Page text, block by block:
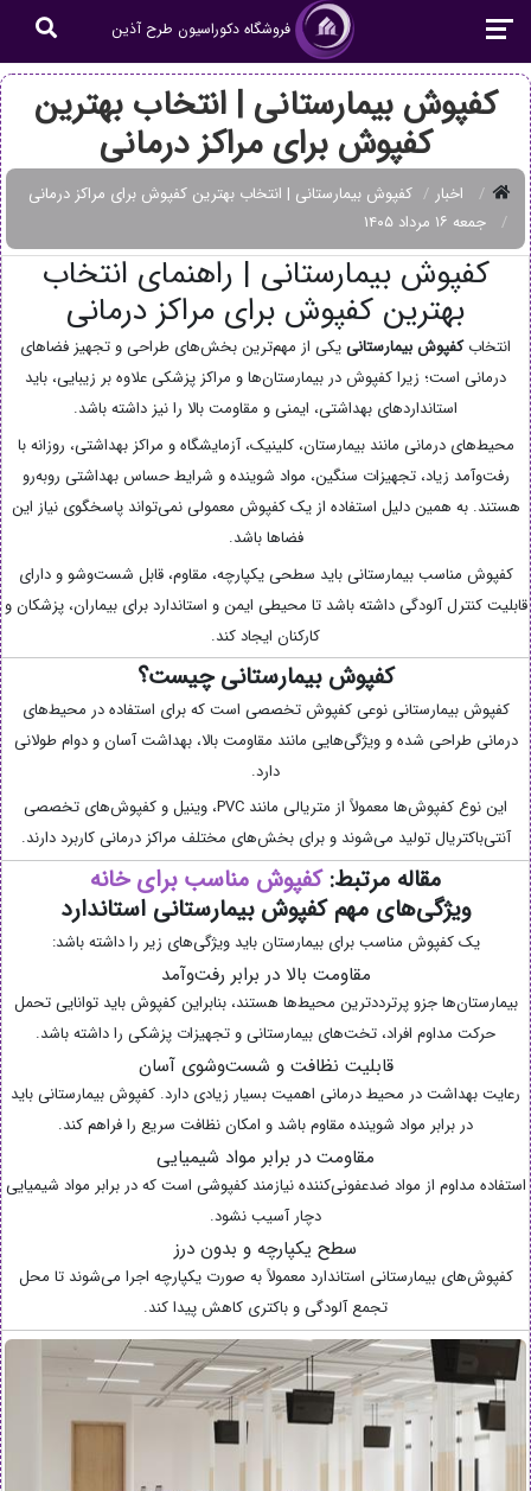
فروشگاه دکوراسیون طرح آذین
کفپوش بیمارستانی | انتخاب بهترین
کفپوش برای مراکز درمانی
اخبار
کفپوش بیمارستانی | انتخاب بهترین کفپوش برای مراکز درمانی
جمعه ۱۶ مرداد ۱۴۰۵
کفپوش بیمارستانی | راهنمای انتخاب
بهترین کفپوش برای مراکز درمانی
انتخابکفپوش بیمارستانییکی از مهم‌ترین بخش‌های طراحی و تجهیز فضاهای
درمانی است؛ زیرا کفپوش در بیمارستان‌ها و مراکز پزشکی علاوه بر زیبایی، باید
استانداردهای بهداشتی، ایمنی و مقاومت بالا را نیز داشته باشد.
محیط‌های درمانی مانند بیمارستان، کلینیک، آزمایشگاه و مراکز بهداشتی، روزانه با
رفت‌وآمد زیاد، تجهیزات سنگین، مواد شوینده و شرایط حساس بهداشتی روبه‌رو
هستند. به همین دلیل استفاده از یک کفپوش معمولی نمی‌تواند پاسخگوی نیاز این
فضاها باشد.
کفپوش مناسب بیمارستانی باید سطحی یکپارچه، مقاوم، قابل شست‌وشو و دارای
قابلیت کنترل آلودگی داشته باشد تا محیطی ایمن و استاندارد برای بیماران، پزشکان و
کارکنان ایجاد کند.
کفپوش بیمارستانی چیست؟
کفپوش بیمارستانی نوعی کفپوش تخصصی است که برای استفاده در محیط‌های
درمانی طراحی شده و ویژگی‌هایی مانند مقاومت بالا، بهداشت آسان و دوام طولانی
دارد.
این نوع کفپوش‌ها معمولاً از متریالی مانند PVC، وینیل و کفپوش‌های تخصصی
آنتی‌باکتریال تولید می‌شوند و برای بخش‌های مختلف مراکز درمانی کاربرد دارند.
مقاله مرتبط:کفپوش مناسب برای خانه
ویژگی‌های مهم کفپوش بیمارستانی استاندارد
یک کفپوش مناسب برای بیمارستان باید ویژگی‌های زیر را داشته باشد:
مقاومت بالا در برابر رفت‌وآمد
بیمارستان‌ها جزو پرترددترین محیط‌ها هستند، بنابراین کفپوش باید توانایی تحمل
حرکت مداوم افراد، تخت‌های بیمارستانی و تجهیزات پزشکی را داشته باشد.
قابلیت نظافت و شست‌وشوی آسان
رعایت بهداشت در محیط درمانی اهمیت بسیار زیادی دارد. کفپوش بیمارستانی باید
در برابر مواد شوینده مقاوم باشد و امکان نظافت سریع را فراهم کند.
مقاومت در برابر مواد شیمیایی
استفاده مداوم از مواد ضدعفونی‌کننده نیازمند کفپوشی است که در برابر مواد شیمیایی
دچار آسیب نشود.
سطح یکپارچه و بدون درز
کفپوش‌های بیمارستانی استاندارد معمولاً به صورت یکپارچه اجرا می‌شوند تا محل
تجمع آلودگی و باکتری کاهش پیدا کند.